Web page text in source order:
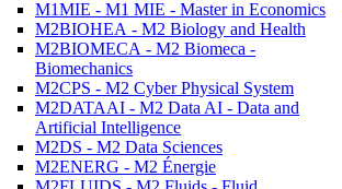
M1MIE - M1 MIE - Master in Economics
M2BIOHEA - M2 Biology and Health
M2BIOMECA - M2 Biomeca -
Biomechanics
M2CPS - M2 Cyber Physical System
M2DATAAI - M2 Data AI - Data and
Artificial Intelligence
M2DS - M2 Data Sciences
M2ENERG - M2 Énergie